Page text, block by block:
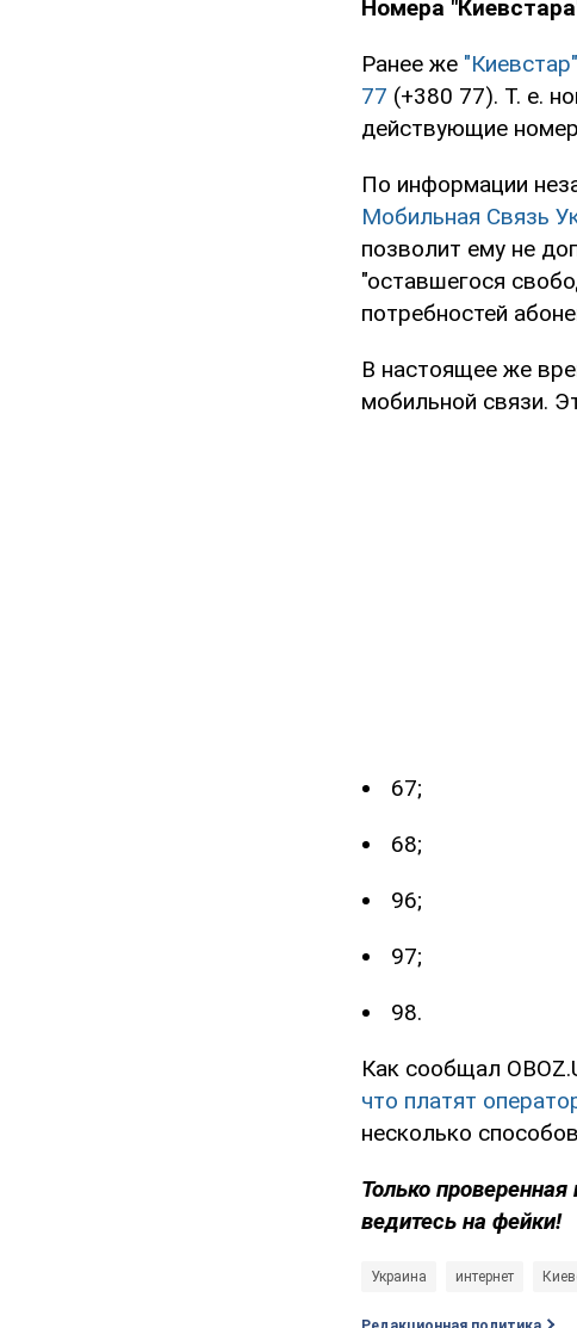
Номера
Ранее же
77 (+380 77). Т. е.
действующие
По информации
Мобильная Связь
позволит ему не
"оставшегося
потребностей
В настоящее же
мобильной связи.
67;
68;
96;
97;
98.
Как сообщал
что платят
несколько
Только
ведитесь на фейки!
Украина интернет